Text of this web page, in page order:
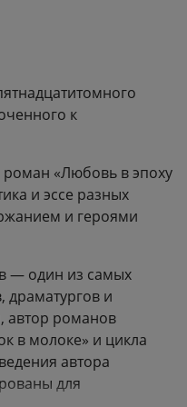
к
«Любовь в эпоху
и эссе разных
и героями
— один из самых
драматургов и
автор романов
в молоке» и цикла
автора
для